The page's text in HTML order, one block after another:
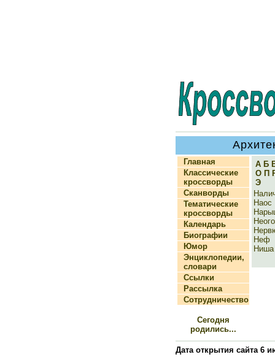
Главная
Классические
кроссворды
Сканворды
Тематические
кроссворды
Календарь
Биографии
Юмор
Энциклопедии,
словари
Ссылки
Рассылка
Сотрудничество
Сегодня
родились...
А Б
О П
Э
Наос
Неф
Ниша
Дата открытия сайта 6